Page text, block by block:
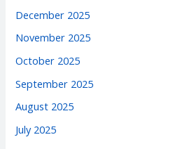
December 2025
November 2025
October 2025
September 2025
August 2025
July 2025